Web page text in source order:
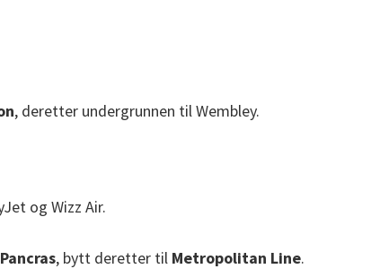
, deretter undergrunnen til Wembley.
og Wizz Air.
, bytt deretter til Metropolitan Line.